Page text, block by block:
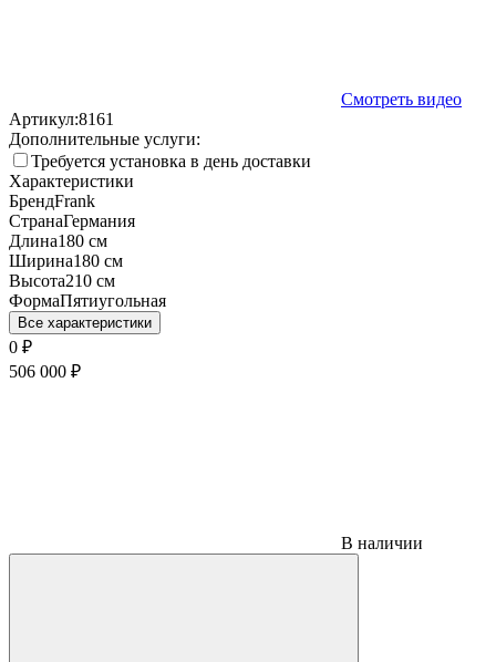
Смотреть видео
Артикул:8161
Дополнительные услуги:
Требуется установка в день доставки
Характеристики
БрендFrank
СтранаГермания
Длина180 см
Ширина180 см
Высота210 см
ФормаПятиугольная
Все характеристики
0 ₽
506 000 ₽
В наличии